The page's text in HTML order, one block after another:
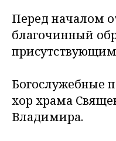
Перед началом
благочинный
Богослужебные
хор храма
Владимира.